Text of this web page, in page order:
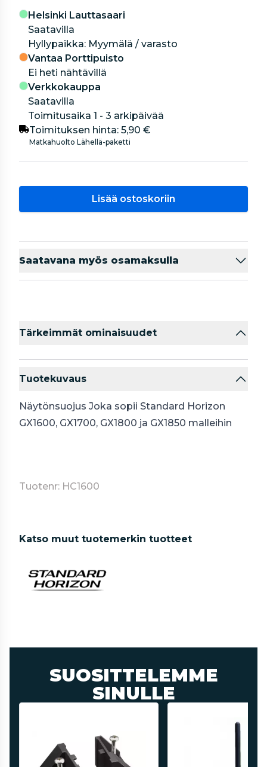
Helsinki Lauttasaari
Saatavilla
hyllypaikka: Myymälä / varasto
Vantaa Porttipuisto
Ei heti nähtävillä
Verkkokauppa
Saatavilla
Toimitusaika 1 - 3 arkipäivää
Toimituksen hinta: 5,90 €
Matkahuolto Lähellä-paketti
Lisää ostoskoriin
Saatavana myös osamaksulla
Tärkeimmät ominaisuudet
Tuotekuvaus
Näytönsuojus Joka sopii Standard Horizon
GX1600, GX1700, GX1800 ja GX1850 malleihin
Tuotenr: HC1600
Katso muut tuotemerkin tuotteet
SUOSITTELEMME
SINULLE